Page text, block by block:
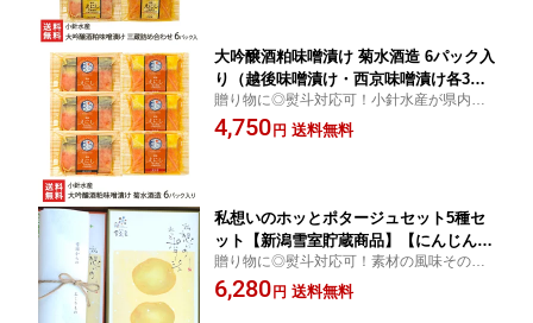
大吟醸酒粕味噌漬け 菊水酒造 6パック入
り（越後味噌漬け・西京味噌漬け各3パ
ック） 小針水産 みそづけ 酒かす トラ
ウトサーモン ご飯のお供 コラボ 新潟県
贈り物に◎熨斗対応可！小針水産が県内の
酒蔵とコラボした「大吟醸酒粕漬け」。フ
ルーティーな香りの「大吟醸酒粕」に、店
4,750 円 送料無料
私想いのホッとポタージュセット5種セ
ット【新潟雪室貯蔵商品】【にんじん/
たまねぎ/かぼちゃ/じゃがいも/さつまい
も】【お土産/手土産/プレゼント/ギフト
贈り物に◎熨斗対応可！素材の風味そのま
ま！雪室貯蔵された野菜を使用！化学調味
料・合成着色料無添加で仕上げた優しいポ
6,280 円 送料無料